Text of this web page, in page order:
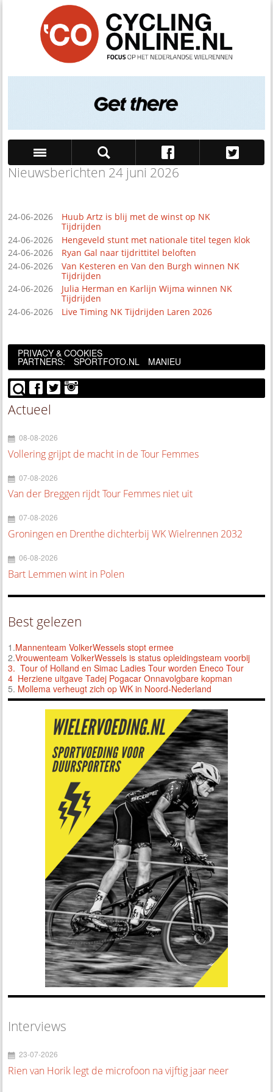
Nieuwsberichten 24 juni 2026
24-06-2026
Huub Artz is blij met de winst op NK
Tijdrijden
24-06-2026
Hengeveld stunt met nationale titel tegen klok
24-06-2026
Ryan Gal naar tijdrittitel beloften
24-06-2026
Van Kesteren en Van den Burgh winnen NK
Tijdrijden
24-06-2026
Julia Herman en Karlijn Wijma winnen NK
Tijdrijden
24-06-2026
Live Timing NK Tijdrijden Laren 2026
PRIVACY & COOKIES
PARTNERS: SPORTFOTO.NL MANIEU
Actueel
08-08-2026
Vollering grijpt de macht in de Tour Femmes
07-08-2026
Van der Breggen rijdt Tour Femmes niet uit
07-08-2026
Groningen en Drenthe dichterbij WK Wielrennen 2032
06-08-2026
Bart Lemmen wint in Polen
Best gelezen
1.Mannenteam VolkerWessels stopt ermee
2.Vrouwenteam VolkerWessels is status opleidingsteam voorbij
3. Tour of Holland en Simac Ladies Tour worden Eneco Tour
4 Herziene uitgave Tadej Pogacar Onnavolgbare kopman
5. Mollema verheugt zich op WK in Noord-Nederland
Interviews
23-07-2026
Rien van Horik legt de microfoon na vijftig jaar neer